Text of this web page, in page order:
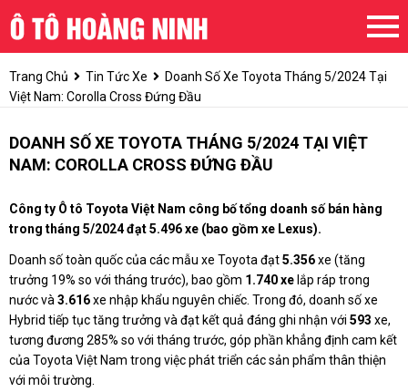
Trang Chủ Tin Tức Xe
Doanh Số Xe Toyota Tháng 5/2024 Tại
Việt Nam: Corolla Cross Đứng Đầu
DOANH SỐ XE TOYOTA THÁNG 5/2024 TẠI VIỆT
NAM: COROLLA CROSS ĐỨNG ĐẦU
Công ty Ô tô Toyota Việt Nam công bố tổng doanh số bán hàng
trong tháng 5/2024 đạt 5.496 xe (bao gồm xe Lexus).
Doanh số toàn quốc của các mẫu xe Toyota đạt5.356xe (tăng
trưởng 19% so với tháng trước), bao gồm 1.740 xe lắp ráp trong
nước và3.616xe nhập khẩu nguyên chiếc. Trong đó, doanh số xe
Hybrid tiếp tục tăng trưởng và đạt kết quả đáng ghi nhận với 593 xe,
tương đương 285% so với tháng trước, góp phần khẳng định cam kết
của Toyota Việt Nam trong việc phát triển các sản phẩm thân thiện
với môi trường.